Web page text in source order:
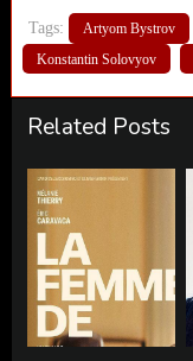
Tags: Artyom Bystrov
Konstantin Solovyov
Related Posts